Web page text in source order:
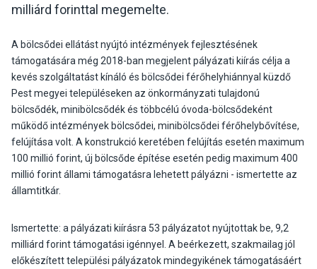
milliárd forinttal megemelte.
A bölcsődei ellátást nyújtó intézmények fejlesztésének
támogatására még 2018-ban megjelent pályázati kiírás célja a
kevés szolgáltatást kínáló és bölcsődei férőhelyhiánnyal küzdő
Pest megyei településeken az önkormányzati tulajdonú
bölcsődék, minibölcsődék és többcélú óvoda-bölcsődeként
működő intézmények bölcsődei, minibölcsődei férőhelybővítése,
felújítása volt. A konstrukció keretében felújítás esetén maximum
100 millió forint, új bölcsőde építése esetén pedig maximum 400
millió forint állami támogatásra lehetett pályázni - ismertette az
államtitkár.
Ismertette: a pályázati kiírásra 53 pályázatot nyújtottak be, 9,2
milliárd forint támogatási igénnyel. A beérkezett, szakmailag jól
előkészített települési pályázatok mindegyikének támogatásáért